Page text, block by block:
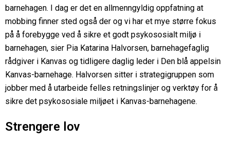
barnehagen. I dag er det en allmenngyldig oppfatning at
mobbing finner sted også der og vi har et mye større fokus
på å forebygge ved å sikre et godt psykososialt miljø i
barnehagen, sier Pia Katarina Halvorsen, barnehagefaglig
rådgiver i Kanvas og tidligere daglig leder i Den blå appelsin
Kanvas-barnehage. Halvorsen sitter i strategigruppen som
jobber med å utarbeide felles retningslinjer og verktøy for å
sikre det psykososiale miljøet i Kanvas-barnehagene.
Strengere lov